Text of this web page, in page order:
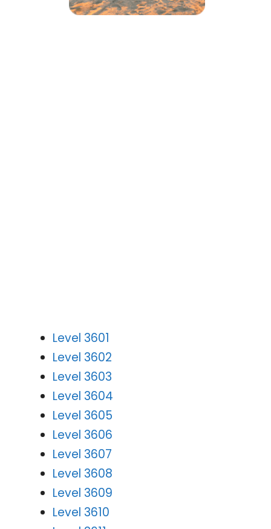
Level 3601
Level 3602
Level 3603
Level 3604
Level 3605
Level 3606
Level 3607
Level 3608
Level 3609
Level 3610